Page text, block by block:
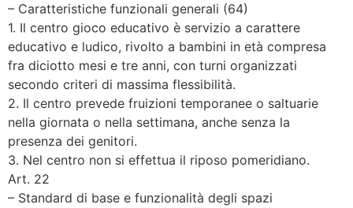
– Caratteristiche funzionali generali (64)
1. Il centro gioco educativo è servizio a carattere
educativo e ludico, rivolto a bambini in età compresa
fra diciotto mesi e tre anni, con turni organizzati
secondo criteri di massima flessibilità.
2. Il centro prevede fruizioni temporanee o saltuarie
nella giornata o nella settimana, anche senza la
presenza dei genitori.
3. Nel centro non si effettua il riposo pomeridiano.
Art. 22
– Standard di base e funzionalità degli spazi